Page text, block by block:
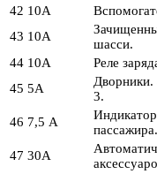
42 10А
43 10А
шасси.
44 10А
Реле
45 5А
Дворники.
3.
46 7,5 А
пассажира.
47 30А